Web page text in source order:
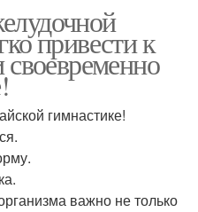
привести к
своевременно
гимнастике!
важно не только